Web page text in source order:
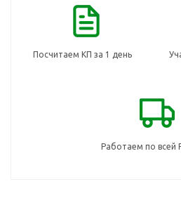
Посчитаем КП за 1 день
Работаем по всей